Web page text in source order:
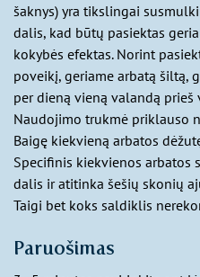
šaknys) yra tikslingai
dalis, kad būtų pasiektas
kokybės efektas. Norint
poveikį, geriame arbatą šiltą,
per dieną vieną valandą prieš
Naudojimo trukmė priklauso
Baigę kiekvieną arbatos
Specifinis kiekvienos arbatos
dalis ir atitinka šešių skonių
Taigi bet koks saldiklis
Paruošimas